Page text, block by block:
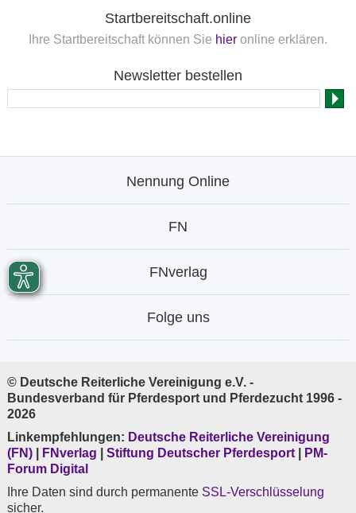
Startbereitschaft.online
Ihre Startbereitschaft können Sie hier online erklären.
Newsletter bestellen
Nennung Online
FN
FNverlag
Folge uns
© Deutsche Reiterliche Vereinigung e.V. -
Bundesverband für Pferdesport und Pferdezucht 1996 -
2026
Linkempfehlungen: Deutsche Reiterliche Vereinigung
(FN)
FNverlag Stiftung Deutscher Pferdesport
PM-
Forum Digital
Ihre Daten sind durch permanente SSL-Verschlüsselung
sicher.